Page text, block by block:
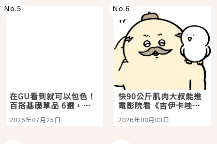
No.5
在GU看到就可以包色！
百搭基礎單品 6選，閉
眼全收也不心疼
2026年07月25日
No.6
快90公斤肌肉大叔能進
電影院看《吉伊卡哇》
嗎？日本重金屬樂團
「打首」會長與nagano
2026年08月03日